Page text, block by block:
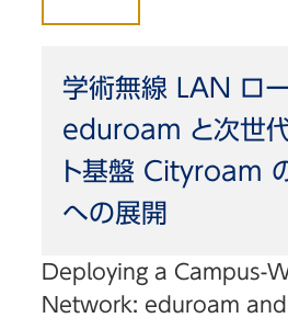
学術無線 LAN ロ
eduroam と次世代
ト基盤 Cityroam
への展開
Deploying a Campus-
Network: eduroam